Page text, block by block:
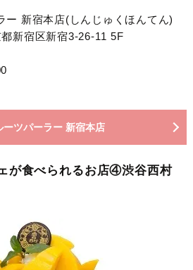
新宿本店(しんじゅくほんてん)
新宿区新宿3-26-11 5F
ーツパーラー 新宿本店
が食べられるお店④渋谷西村